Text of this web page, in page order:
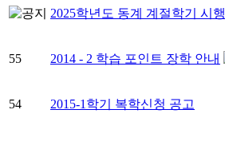
2025학년도 동계 계절학기 시행
55 2014 - 2 학습 포인트 장학 안내
54 2015-1학기 복학신청 공고